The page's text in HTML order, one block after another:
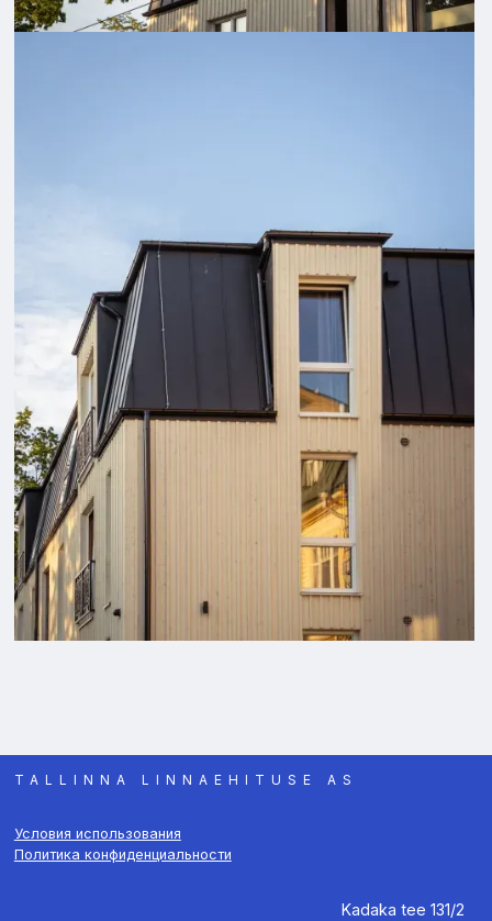
TALLINNA LINNAEHITUSE AS
Условия использования
Политика конфиденциальности
Kadaka tee 131/2